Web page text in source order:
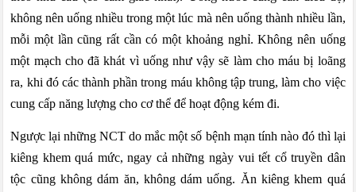
không nên uống nhiều trong một lúc mà nên uống thành nhiều lần,
mỗi một lần cũng rất cần có một khoảng nghỉ. Không nên uống
một mạch cho đã khát vì uống như vậy sẽ làm cho máu bị loãng
ra, khi đó các thành phần trong máu không tập trung, làm cho việc
cung cấp năng lượng cho cơ thể để hoạt động kém đi.
Ngược lại những NCT do mắc một số bệnh mạn tính nào đó thì lại
kiêng khem quá mức, ngay cả những ngày vui tết cổ truyền dân
tộc cũng không dám ăn, không dám uống. Ăn kiêng khem quá